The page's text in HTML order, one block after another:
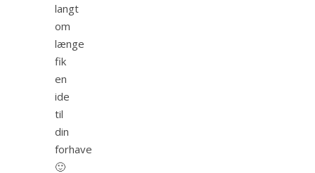
langt
om
længe
fik
en
ide
til
din
forhave
🙂